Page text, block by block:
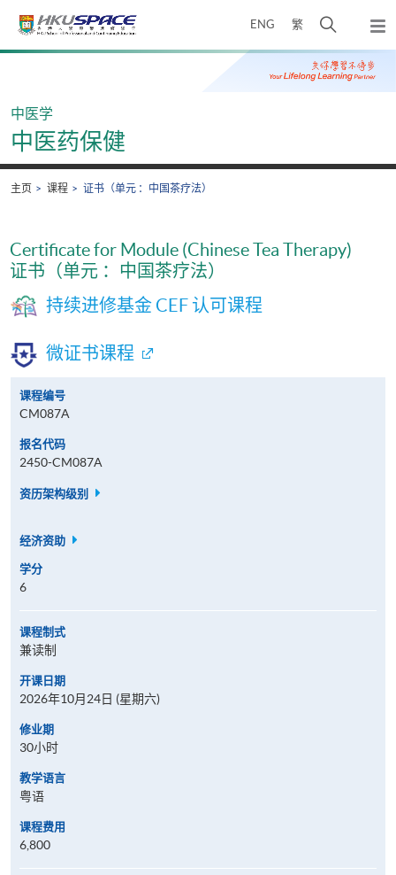
ENG 繁
开
搜
寻
弹
出
主
Main
中医学
中医药保健
主页 课程 证书（单元 ：中国茶疗法）
Certificate for Module (Chinese Tea Therapy)
证书（单元 ：中国茶疗法）
持续进修基金 CEF 认可课程
微证书课程
课程编号
CM087A
报名代码
2450-CM087A
资历架构级别
经济资助
学分
6
课程制式
兼读制
开课日期
2026年10月24日 (星期六)
修业期
30小时
教学语言
粤语
课程费用
6,800